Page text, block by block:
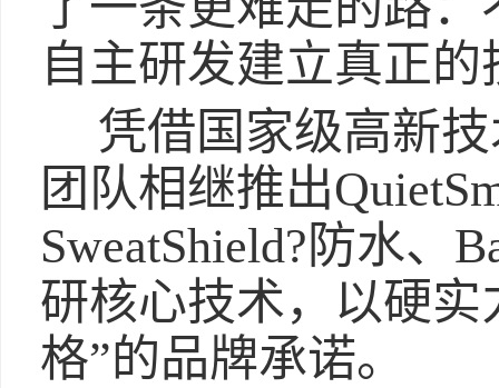
自主研发建立真正
凭借国家级高新
团队相继推出
SweatShield?防水、
研核心技术，以硬
格”的品牌承诺。